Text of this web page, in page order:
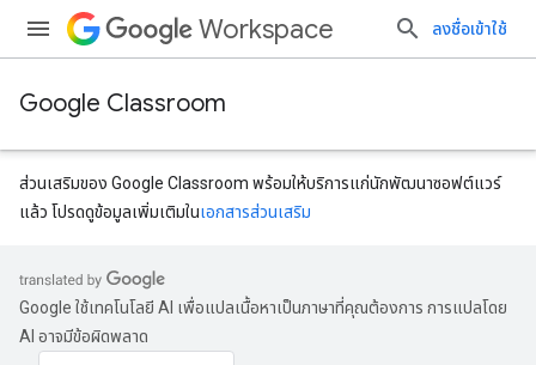
Workspace ลงชื่อเข้าใช้
Google Classroom
ส่วนเสริมของ Google Classroom พร้อมให้บริการแก่นักพัฒนาซอฟต์แวร์
แล้ว โปรดดูข้อมูลเพิ่มเติมในเอกสารส่วนเสริม
Google ใช้เทคโนโลยี AI เพื่อแปลเนื้อหาเป็นภาษาที่คุณต้องการ การแปลโดย
AI อาจมีข้อผิดพลาด